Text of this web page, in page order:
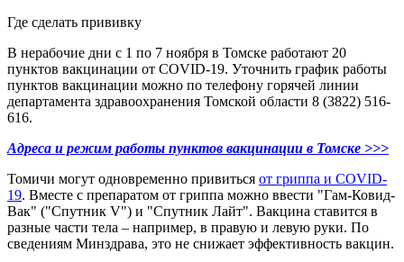
Где сделать прививку
В нерабочие дни с 1 по 7 ноября в Томске работают 20
пунктов вакцинации от COVID-19. Уточнить график работы
пунктов вакцинации можно по телефону горячей линии
департамента здравоохранения Томской области 8 (3822) 516-
616.
Адреса и режим работы пунктов вакцинации в Томске >>>
Томичи могут одновременно привиться от гриппа и COVID-
19. Вместе с препаратом от гриппа можно ввести "Гам-Ковид-
Вак" ("Спутник V") и "Спутник Лайт". Вакцина ставится в
разные части тела – например, в правую и левую руки. По
сведениям Минздрава, это не снижает эффективность вакцин.